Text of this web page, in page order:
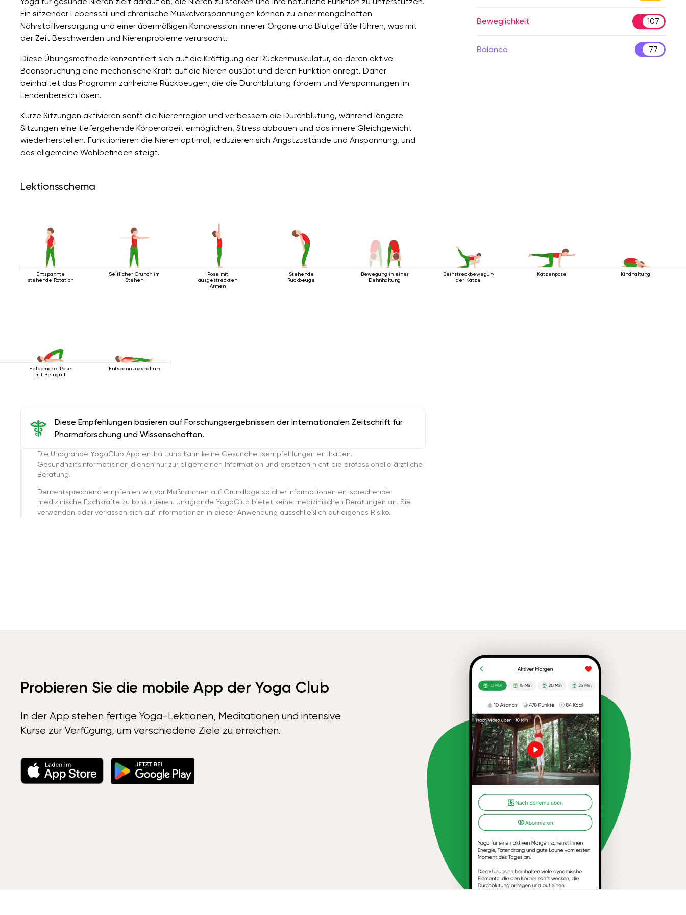
Ein sitzender Lebensstil und chronische Muskelverspannungen können zu einer mangelhaften
Nährstoffversorgung und einer übermäßigen Kompression innerer Organe und Blutgefäße führen, was mit
der Zeit Beschwerden und Nierenprobleme verursacht.
Diese Übungsmethode konzentriert sich auf die Kräftigung der Rückenmuskulatur, da deren aktive
Beanspruchung eine mechanische Kraft auf die Nieren ausübt und deren Funktion anregt. Daher
beinhaltet das Programm zahlreiche Rückbeugen, die die Durchblutung fördern und Verspannungen im
Lendenbereich lösen.
Kurze Sitzungen aktivieren sanft die Nierenregion und verbessern die Durchblutung, während längere
Sitzungen eine tiefergehende Körperarbeit ermöglichen, Stress abbauen und das innere Gleichgewicht
wiederherstellen. Funktionieren die Nieren optimal, reduzieren sich Angstzustände und Anspannung, und
das allgemeine Wohlbefinden steigt.
Beweglichkeit 107
Balance 77
Lektionsschema
Entspannte
stehende Rotation
Seitlicher Crunch im
Stehen
Pose mit
ausgestreckten
Armen
Stehende
Rückbeuge
Bewegung in einer
Dehnhaltung
Beinstreckbewegung
der Katze
Katzenpose Kindhaltung
Halbbrücke-Pose
mit Beingriff
Entspannungshaltung
Diese Empfehlungen basieren auf Forschungsergebnissen der Internationalen Zeitschrift für
Pharmaforschung und Wissenschaften.
Die Unagrande YogaClub App enthält und kann keine Gesundheitsempfehlungen enthalten.
Gesundheitsinformationen dienen nur zur allgemeinen Information und ersetzen nicht die professionelle ärztliche
Beratung.
Dementsprechend empfehlen wir, vor Maßnahmen auf Grundlage solcher Informationen entsprechende
medizinische Fachkräfte zu konsultieren. Unagrande YogaClub bietet keine medizinischen Beratungen an. Sie
verwenden oder verlassen sich auf Informationen in dieser Anwendung ausschließlich auf eigenes Risiko.
Probieren Sie die mobile App der Yoga Club
In der App stehen fertige Yoga-Lektionen, Meditationen und intensive
Kurse zur Verfügung, um verschiedene Ziele zu erreichen.